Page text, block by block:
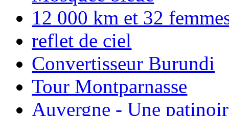
12 000 km et 32
reflet de ciel
Convertisseur Burundi
Tour Montparnasse
Auvergne - Une